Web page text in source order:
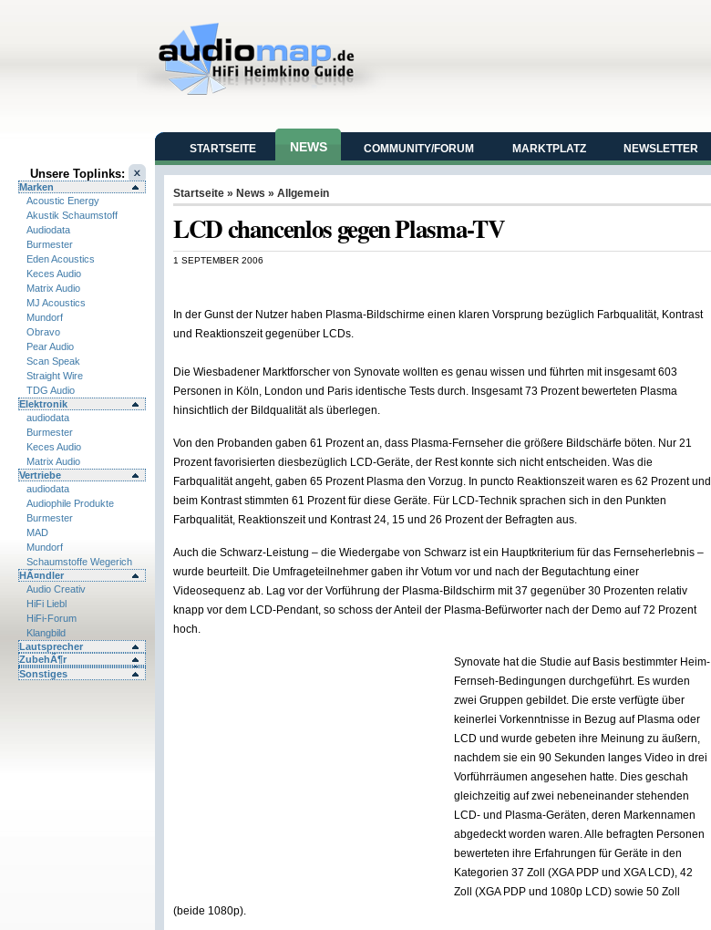
Unsere Toplinks:
Marken
Acoustic Energy
Akustik Schaumstoff
Audiodata
Burmester
Eden Acoustics
Keces Audio
Matrix Audio
MJ Acoustics
Mundorf
Obravo
Pear Audio
Scan Speak
Straight Wire
TDG Audio
Elektronik
audiodata
Burmester
Keces Audio
Matrix Audio
Vertriebe
audiodata
Audiophile Produkte
Burmester
MAD
Mundorf
Schaumstoffe Wegerich
HÃ¤ndler
Audio Creativ
HiFi Liebl
HiFi-Forum
Klangbild
Lautsprecher
ZubehÃ¶r
Sonstiges
STARTSEITE NEWS COMMUNITY/FORUM MARKTPLATZ NEWSLETTER
Startseite » News » Allgemein
LCD chancenlos gegen Plasma-TV
1 SEPTEMBER 2006
In der Gunst der Nutzer haben Plasma-Bildschirme einen klaren Vorsprung bezüglich Farbqualität, Kontrast
und Reaktionszeit gegenüber LCDs.
Die Wiesbadener Marktforscher von Synovate wollten es genau wissen und führten mit insgesamt 603
Personen in Köln, London und Paris identische Tests durch. Insgesamt 73 Prozent bewerteten Plasma
hinsichtlich der Bildqualität als überlegen.
Von den Probanden gaben 61 Prozent an, dass Plasma-Fernseher die größere Bildschärfe böten. Nur 21
Prozent favorisierten diesbezüglich LCD-Geräte, der Rest konnte sich nicht entscheiden. Was die
Farbqualität angeht, gaben 65 Prozent Plasma den Vorzug. In puncto Reaktionszeit waren es 62 Prozent und
beim Kontrast stimmten 61 Prozent für diese Geräte. Für LCD-Technik sprachen sich in den Punkten
Farbqualität, Reaktionszeit und Kontrast 24, 15 und 26 Prozent der Befragten aus.
Auch die Schwarz-Leistung – die Wiedergabe von Schwarz ist ein Hauptkriterium für das Fernseherlebnis –
wurde beurteilt. Die Umfrageteilnehmer gaben ihr Votum vor und nach der Begutachtung einer
Videosequenz ab. Lag vor der Vorführung der Plasma-Bildschirm mit 37 gegenüber 30 Prozenten relativ
knapp vor dem LCD-Pendant, so schoss der Anteil der Plasma-Befürworter nach der Demo auf 72 Prozent
hoch.
Synovate hat die Studie auf Basis bestimmter Heim-
Fernseh-Bedingungen durchgeführt. Es wurden
zwei Gruppen gebildet. Die erste verfügte über
keinerlei Vorkenntnisse in Bezug auf Plasma oder
LCD und wurde gebeten ihre Meinung zu äußern,
nachdem sie ein 90 Sekunden langes Video in drei
Vorführräumen angesehen hatte. Dies geschah
gleichzeitig auf zwei nebeneinander stehenden
LCD- und Plasma-Geräten, deren Markennamen
abgedeckt worden waren. Alle befragten Personen
bewerteten ihre Erfahrungen für Geräte in den
Kategorien 37 Zoll (XGA PDP und XGA LCD), 42
Zoll (XGA PDP und 1080p LCD) sowie 50 Zoll
(beide 1080p).